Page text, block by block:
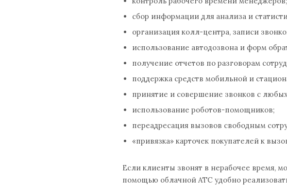
сбор информации для анализа и
организация колл-центра, записи
использование автодозвона и форм
получение отчетов по разговорам
поддержка средств мобильной и
принятие и совершение звонков с
использование роботов-помощников;
переадресация вызовов свободным
«привязка» карточек покупателей к
Если клиенты звонят в нерабочее время,
помощью облачной АТС удобно